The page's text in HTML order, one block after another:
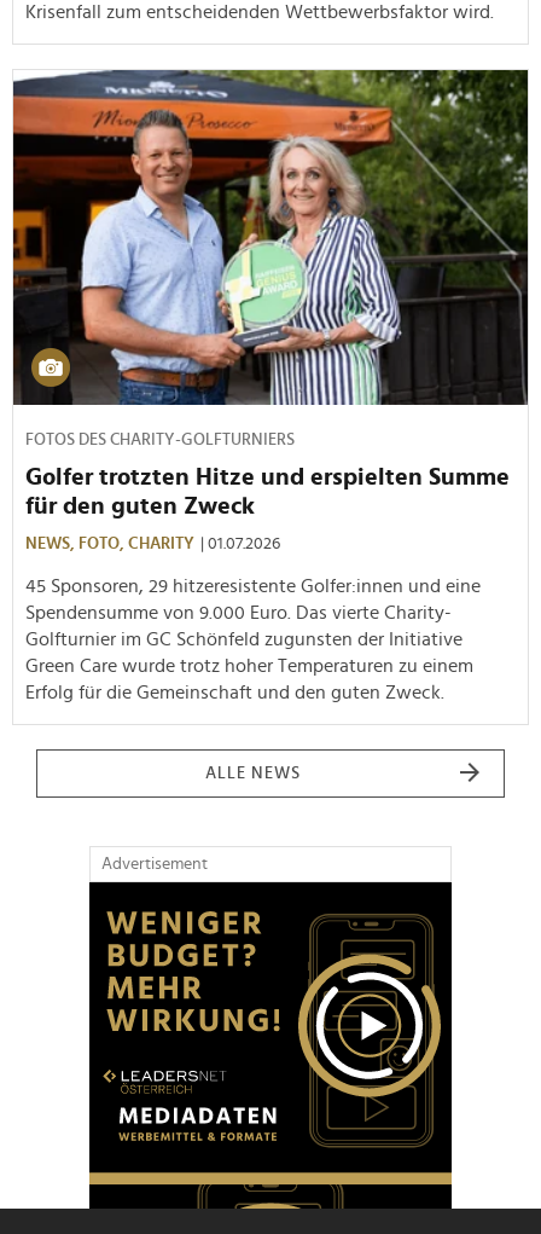
Krisenfall zum entscheidenden Wettbewerbsfaktor wird.
FOTOS DES CHARITY-GOLFTURNIERS
Golfer trotzten Hitze und erspielten Summe
für den guten Zweck
NEWS, FOTO, CHARITY | 01.07.2026
45 Sponsoren, 29 hitzeresistente Golfer:innen und eine
Spendensumme von 9.000 Euro. Das vierte Charity-
Golfturnier im GC Schönfeld zugunsten der Initiative
Green Care wurde trotz hoher Temperaturen zu einem
Erfolg für die Gemeinschaft und den guten Zweck.
ALLE NEWS
Advertisement